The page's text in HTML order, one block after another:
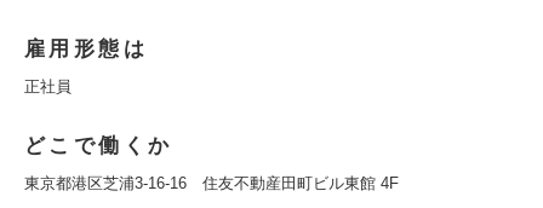
雇用形態は
正社員
どこで働くか
東京都港区芝浦3-16-16 住友不動産田町ビル東館 4F